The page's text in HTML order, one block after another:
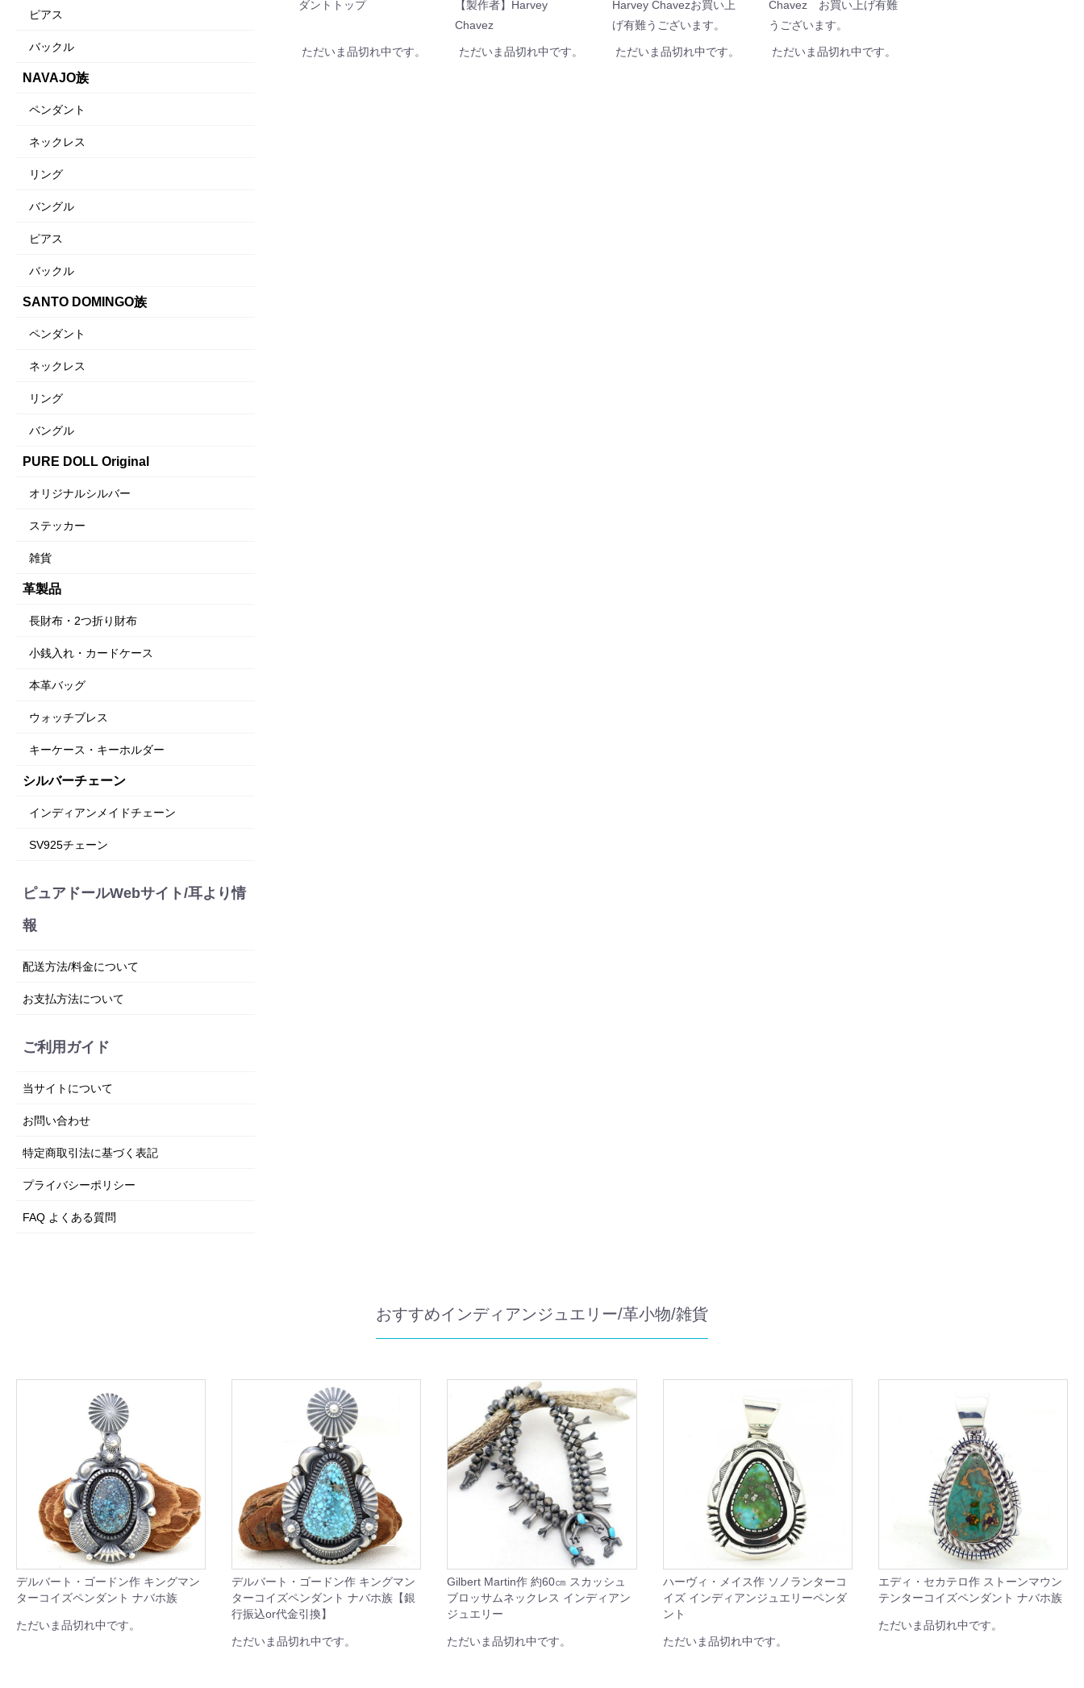
ピアス
バックル
NAVAJO族
ペンダント
ネックレス
リング
バングル
ピアス
バックル
SANTO DOMINGO族
ペンダント
ネックレス
リング
バングル
PURE DOLL Original
オリジナルシルバー
ステッカー
雑貨
革製品
長財布・2つ折り財布
小銭入れ・カードケース
本革バッグ
ウォッチブレス
キーケース・キーホルダー
シルバーチェーン
インディアンメイドチェーン
SV925チェーン
ピュアドールWebサイト/耳より情
報
配送方法/料金について
お支払方法について
ご利用ガイド
当サイトについて
お問い合わせ
特定商取引法に基づく表記
プライバシーポリシー
FAQ よくある質問
ダントトップ
ただいま品切れ中です。
【製作者】Harvey
Chavez
ただいま品切れ中です。
Harvey Chavezお買い上
げ有難うございます。
ただいま品切れ中です。
Chavez お買い上げ有難
うございます。
ただいま品切れ中です。
おすすめインディアンジュエリー/革小物/雑貨
デルバート・ゴードン作 キングマン
ターコイズペンダント ナバホ族
ただいま品切れ中です。
デルバート・ゴードン作 キングマン
ターコイズペンダント ナバホ族【銀
行振込or代金引換】
ただいま品切れ中です。
Gilbert Martin作 約60㎝ スカッシュ
ブロッサムネックレス インディアン
ジュエリー
ただいま品切れ中です。
ハーヴィ・メイス作 ソノランターコ
イズ インディアンジュエリーペンダ
ント
ただいま品切れ中です。
エディ・セカテロ作 ストーンマウン
テンターコイズペンダント ナバホ族
ただいま品切れ中です。